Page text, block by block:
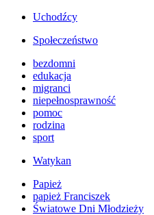
Uchodźcy
Społeczeństwo
bezdomni
edukacja
migranci
niepełnosprawność
pomoc
rodzina
sport
Watykan
Papież
papież Franciszek
Światowe Dni Młodzieży